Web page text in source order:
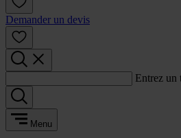
Demander un devis
Entrez un
Menu